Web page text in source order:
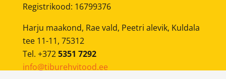
Registrikood: 16799376
Harju maakond, Rae vald, Peetri alevik, Kuldala
tee 11-11, 75312
Tel. +3725351 7292
info@tiburehvitood.ee